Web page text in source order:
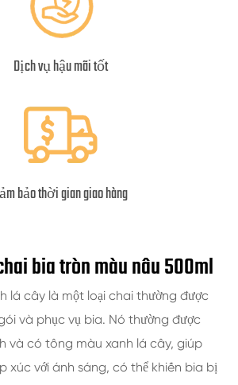
Dịch vụ hậu mãi tốt
bảo thời gian giao hàng
bia tròn màu nâu 500ml
lá cây là một loại chai thường được
và phục vụ bia. Nó thường được
và có tông màu xanh lá cây, giúp
xúc với ánh sáng, có thể khiến bia bị